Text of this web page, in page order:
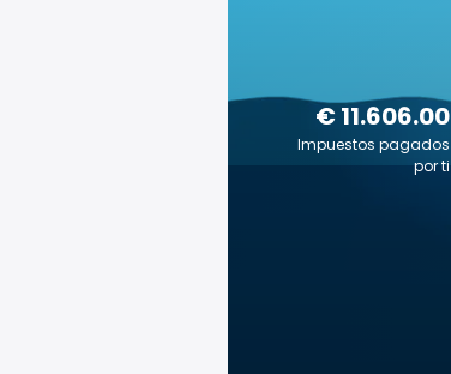
€ 11.606.00
Impuestos pagados
por ti